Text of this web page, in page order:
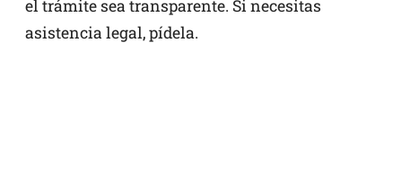
el trámite sea transparente. Si necesitas
asistencia legal, pídela.